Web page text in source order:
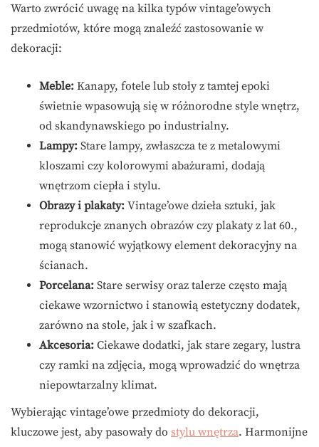
Warto zwrócić uwagę na kilka typów vintage’owych
przedmiotów, które mogą znaleźć zastosowanie w
dekoracji:
Meble: Kanapy, fotele lub stoły z tamtej epoki
świetnie wpasowują się w różnorodne style wnętrz,
od skandynawskiego po industrialny.
Lampy: Stare lampy, zwłaszcza te z metalowymi
kloszami czy kolorowymi abażurami, dodają
wnętrzom ciepła i stylu.
Obrazy i plakaty: Vintage’owe dzieła sztuki, jak
reprodukcje znanych obrazów czy plakaty z lat 60.,
mogą stanowić wyjątkowy element dekoracyjny na
ścianach.
Porcelana: Stare serwisy oraz talerze często mają
ciekawe wzornictwo i stanowią estetyczny dodatek,
zarówno na stole, jak i w szafkach.
Akcesoria: Ciekawe dodatki, jak stare zegary, lustra
czy ramki na zdjęcia, mogą wprowadzić do wnętrza
niepowtarzalny klimat.
Wybierając vintage’owe przedmioty do dekoracji,
kluczowe jest, aby pasowały do stylu wnętrza. Harmonijne